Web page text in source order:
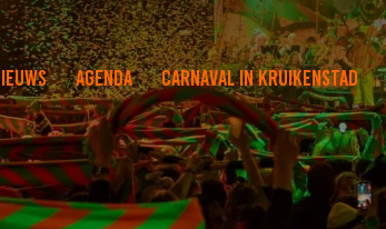
Agenda Carnaval in Kruikenstad